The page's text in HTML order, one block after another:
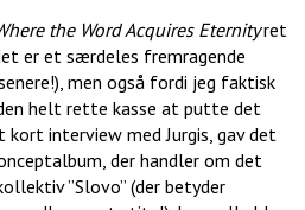
the Word Acquires Eternityret
er et særdeles fremragende
men også fordi jeg faktisk
helt rette kasse at putte det
interview med Jurgis, gav det
der handler om det
”Slovo” (der betyder